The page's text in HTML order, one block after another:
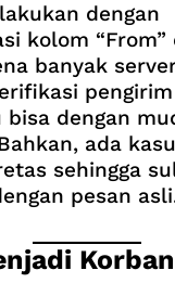
dengan
kolom “From”
banyak
pengirim
bisa dengan
ada
sehingga
pesan
Korban